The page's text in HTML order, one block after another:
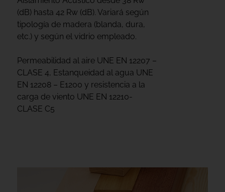
(dB) hasta 42 Rw (dB). Variará según
tipología de madera (blanda, dura,
etc.) y según el vidrio empleado.
Permeabilidad al aire UNE EN 12207 –
CLASE 4, Estanqueidad al agua UNE
EN 12208 – E1200 y resistencia a la
carga de viento UNE EN 12210-
CLASE C5